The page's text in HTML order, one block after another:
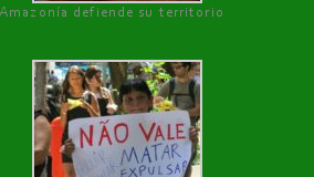
Amazonía defiende su territorio